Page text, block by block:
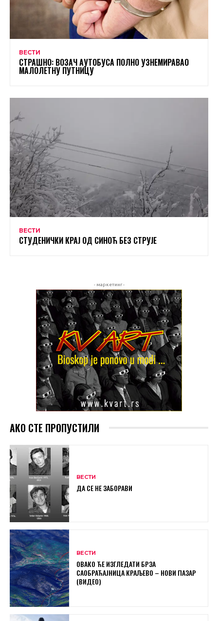
ВЕСТИ
СТРАШНО: ВОЗАЧ АУТОБУСА ПОЛНО УЗНЕМИРАВАО
МАЛОЛЕТНУ ПУТНИЦУ
ВЕСТИ
СТУДЕНИЧКИ КРАЈ ОД СИНОЋ БЕЗ СТРУЈЕ
- маркетинг -
АКО СТЕ ПРОПУСТИЛИ
ВЕСТИ
ДА СЕ НЕ ЗАБОРАВИ
ВЕСТИ
ОВАКО ЋЕ ИЗГЛЕДАТИ БРЗА
САОБРАЋАЈНИЦА КРАЉЕВО – НОВИ ПАЗАР
(ВИДЕО)